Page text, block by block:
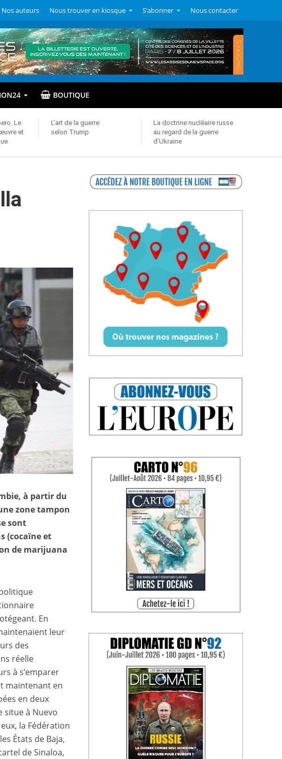
Nos auteurs Nous trouver en kiosque S’abonner Nous contacter
BOUTIQUE
Le
et
L’art de la guerre
selon Trump
La doctrine nucléaire russe
au regard de la guerre
d’Ukraine
à partir du
zone tampon
sont
(cocaïne et
de marijuana
En
leur
des
réelle
à s’emparer
maintenant en
en deux
situe à Nuevo
la Fédération
États de Baja,
de Sinaloa,